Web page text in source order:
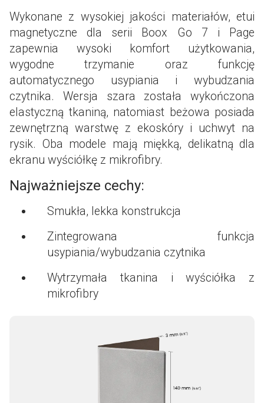
Wykonane z wysokiej jakości materiałów, etui
magnetyczne dla serii Boox Go 7 i Page
zapewnia wysoki komfort użytkowania,
wygodne trzymanie oraz funkcję
automatycznego usypiania i wybudzania
czytnika. Wersja szara została wykończona
elastyczną tkaniną, natomiast beżowa posiada
zewnętrzną warstwę z ekoskóry i uchwyt na
rysik. Oba modele mają miękką, delikatną dla
ekranu wyściółkę z mikrofibry.
Najważniejsze cechy:
Smukła, lekka konstrukcja
Zintegrowana funkcja
usypiania/wybudzania czytnika
Wytrzymała tkanina i wyściółka z
mikrofibry